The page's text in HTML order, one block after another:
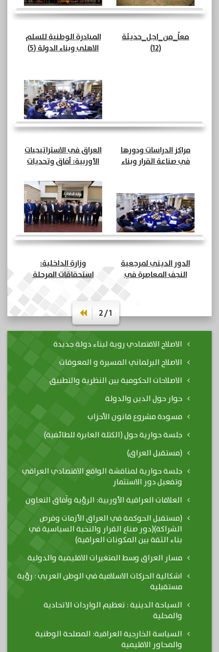
معاً_من_اجل_حديثة
(12)
المبادرة الوطنية للسلم
الاهلي وبناء الدولة (5)
مراكز الدراسات ودورها
في صناعة القرار وبناء
العراق في الاستراتيجيات
الأوربية: آفاق وتحديات
الدور الديني لمرجعية
النجف المعاصرة في
وزارة الداخلية:
استحقاقات المرحلة
1 / 2
الاصلاح الاقتصادي روية لبناء دولة جديدة
الاصلاح البرلماني المسيرة و المعوقات
الاصلاحات الحكومية بين النظرية والتطبيق
حوار حول الدين والدولة
مسودة مشروع قانون الأحزاب
جلسة حوارية حول (الكتلة العابرة للطائفية)
(مستقبل العراق)
جلسة حوارية لمناقشة الواقع الاقتصادي العراقي
وتفعيل دور الاستثمار
العلاقات العراقية الأوربية: الرؤية وآفاق التعاون
(مستقبل الحوكمة في العراق الأزمات وفرص
الشراكة)(دور صناع القرار والنخبة السياسية في
بناء الثقة بين المكونات العراقية)
مسار العراق وسط المتغيرات الاقليمية والدولية
اشكالية الحركات الاسلامية في الوطن العربي : رؤية
مستقبلية
السياحة الدينية : تعظيم الواردات الاتحادية
والمحلية
السياسة الخارجية العراقية: المصلحة الوطنية
والمحاور الاقليمية